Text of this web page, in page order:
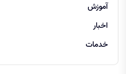
آموزش
اخبار
خدمات